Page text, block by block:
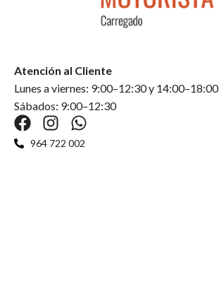
Atención al Cliente
Lunes a viernes: 9:00–12:30 y 14:00–18:00
Sábados: 9:00–12:30
964 722 002